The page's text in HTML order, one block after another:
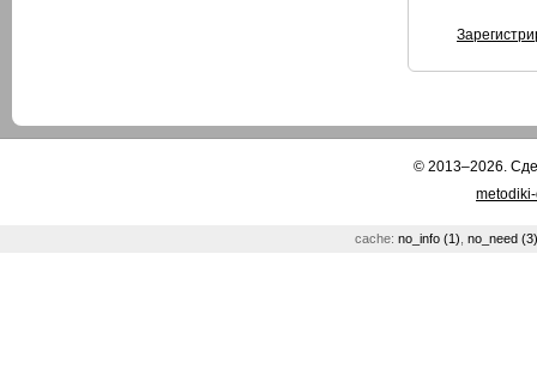
© 2013–2026.
cache: no_info (1) no_need (3)